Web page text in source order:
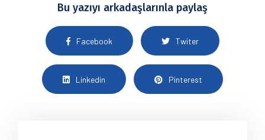
Bu yazıyı arkadaşlarınla ​​paylaş
Facebook Twiter
Linkedin Pinterest